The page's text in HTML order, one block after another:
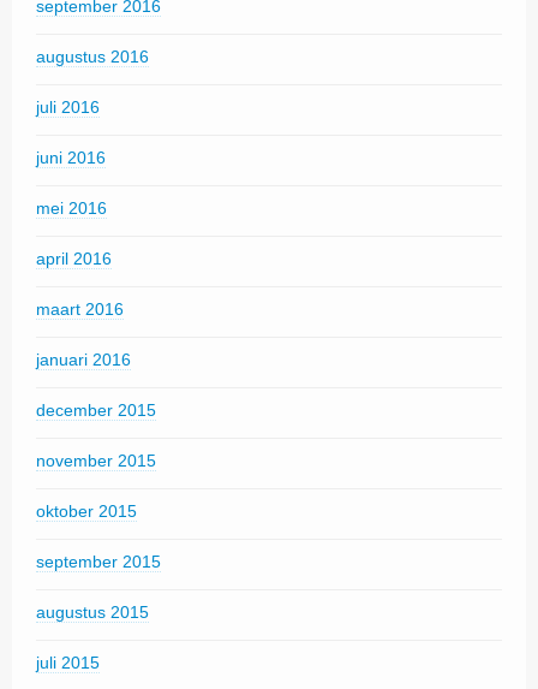
september 2016
augustus 2016
juli 2016
juni 2016
mei 2016
april 2016
maart 2016
januari 2016
december 2015
november 2015
oktober 2015
september 2015
augustus 2015
juli 2015